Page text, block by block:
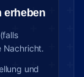
erheben
Nachricht.
und